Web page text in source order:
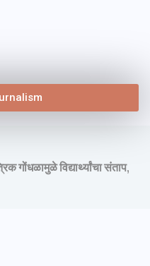
गोंधळामुळे विद्यार्थ्यांचा संताप,